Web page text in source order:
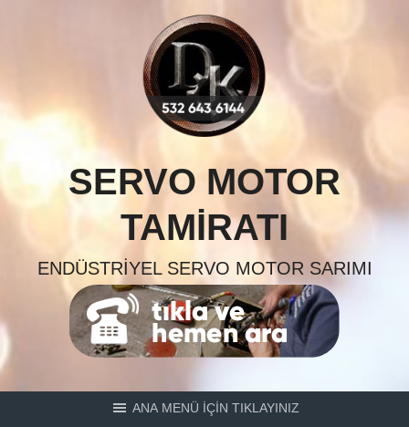
SERVO MOTOR
TAMIRATI
ENDÜSTRIYEL SERVO MOTOR SARIMI
ANA MENÜ İÇİN TIKLAYINIZ